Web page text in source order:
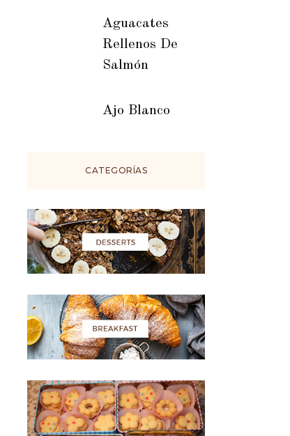
Aguacates
Rellenos De
Salmón
Ajo Blanco
CATEGORÍAS